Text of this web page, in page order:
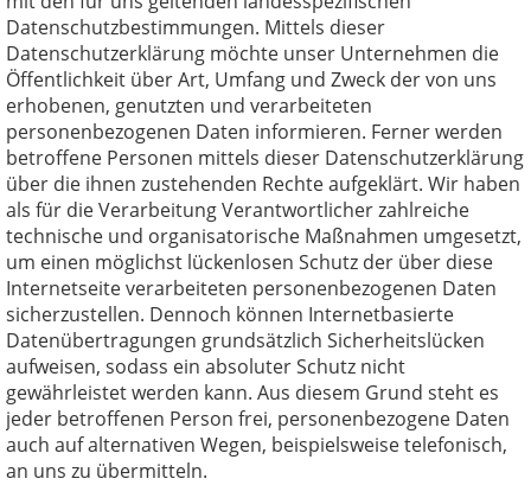
Datenschutzbestimmungen. Mittels dieser
Datenschutzerklärung möchte unser Unternehmen die
Öffentlichkeit über Art, Umfang und Zweck der von uns
erhobenen, genutzten und verarbeiteten
personenbezogenen Daten informieren. Ferner werden
betroffene Personen mittels dieser Datenschutzerklärung
über die ihnen zustehenden Rechte aufgeklärt. Wir haben
als für die Verarbeitung Verantwortlicher zahlreiche
technische und organisatorische Maßnahmen umgesetzt,
um einen möglichst lückenlosen Schutz der über diese
Internetseite verarbeiteten personenbezogenen Daten
sicherzustellen. Dennoch können Internetbasierte
Datenübertragungen grundsätzlich Sicherheitslücken
aufweisen, sodass ein absoluter Schutz nicht
gewährleistet werden kann. Aus diesem Grund steht es
jeder betroffenen Person frei, personenbezogene Daten
auch auf alternativen Wegen, beispielsweise telefonisch,
an uns zu übermitteln.